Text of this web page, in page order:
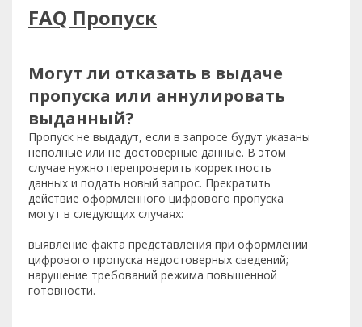
FAQ Пропуск
Могут ли отказать в выдаче
пропуска или аннулировать
выданный?
Пропуск не выдадут, если в запросе будут указаны
неполные или не достоверные данные. В этом
случае нужно перепроверить корректность
данных и подать новый запрос. Прекратить
действие оформленного цифрового пропуска
могут в следующих случаях:
выявление факта представления при оформлении
цифрового пропуска недостоверных сведений;
нарушение требований режима повышенной
готовности.